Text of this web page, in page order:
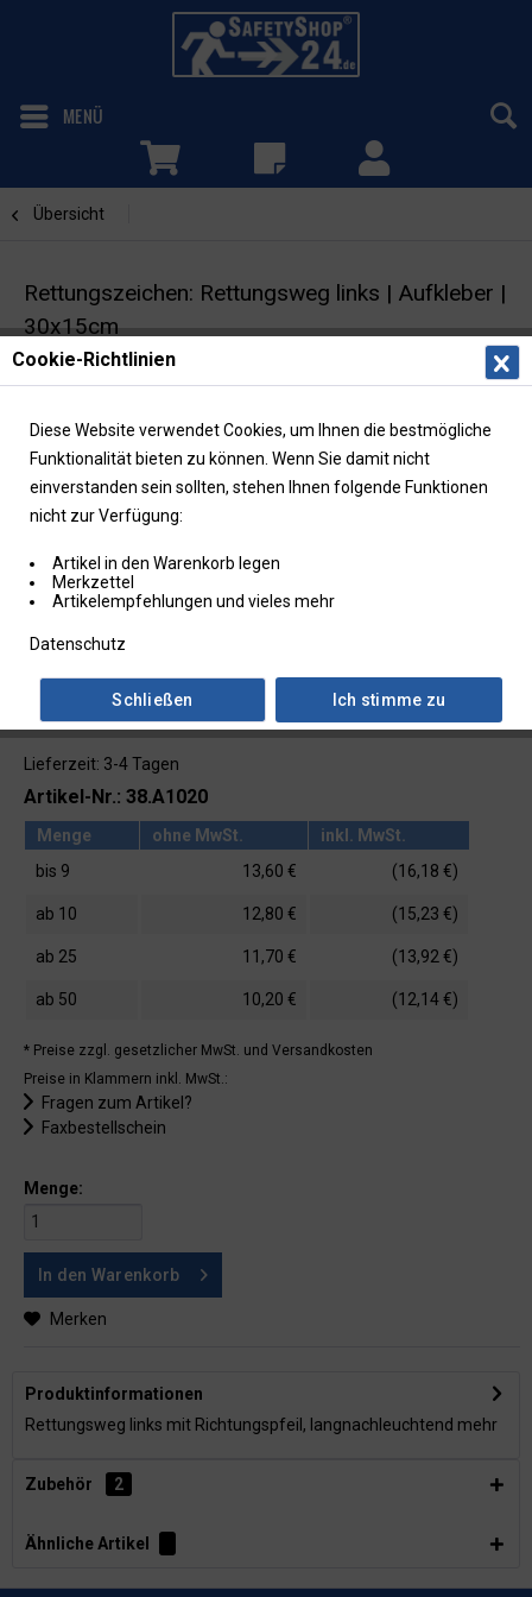
MENÜ
Übersicht
Rettungszeichen: Rettungsweg links | Aufkleber |
30x15cm
Lieferzeit: 3-4 Tagen
Artikel-Nr.: 38.A1020
Menge ohne MwSt.
inkl. MwSt.
bis 9 13,60 € (16,18 €)
ab 10 12,80 € (15,23 €)
ab 25 11,70 € (13,92 €)
ab 50 10,20 € (12,14 €)
* Preise zzgl. gesetzlicher MwSt. und Versandkosten
Preise in Klammern inkl. MwSt.:
Fragen zum Artikel?
Faxbestellschein
Menge:
In den Warenkorb
Merken
Produktinformationen
Rettungsweg links mit Richtungspfeil, langnachleuchtend mehr
Zubehör 2
Ähnliche Artikel
Cookie-Richtlinien
Diese Website verwendet Cookies, um Ihnen die bestmögliche
Funktionalität bieten zu können. Wenn Sie damit nicht
einverstanden sein sollten, stehen Ihnen folgende Funktionen
nicht zur Verfügung:
Artikel in den Warenkorb legen
Merkzettel
Artikelempfehlungen und vieles mehr
Datenschutz
Ich stimme zu
Schließen